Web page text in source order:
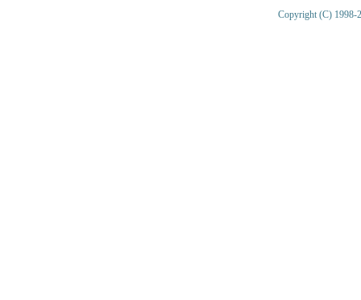
Copyright (C) 1998-